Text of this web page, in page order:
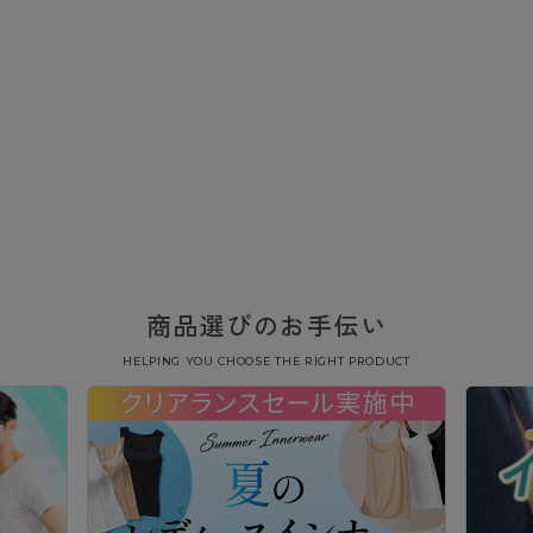
商品選びのお手伝い
HELPING YOU CHOOSE THE RIGHT PRODUCT